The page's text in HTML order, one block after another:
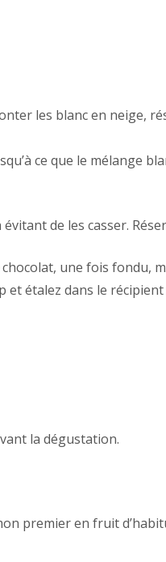
les blanc en neige,
ce que le mélange
de les casser.
une fois fondu,
et étalez dans le
la dégustation.
premier en fruit